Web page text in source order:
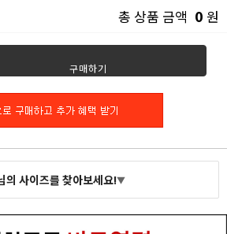
총 상품 금액 0 원
구매하기
의 사이즈를 찾아보세요!▼